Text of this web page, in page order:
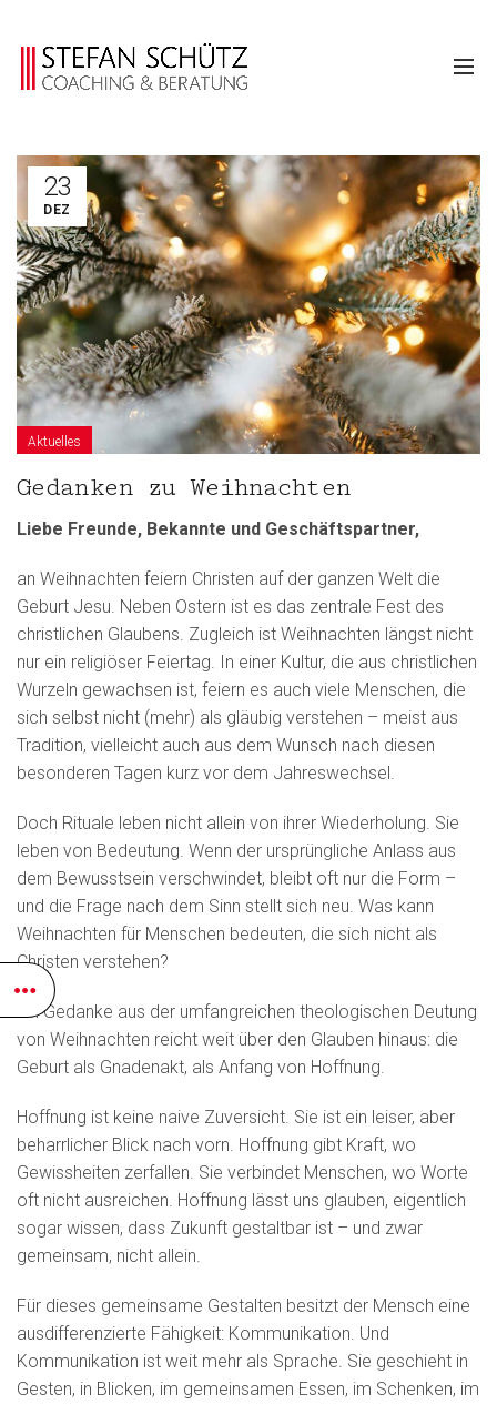
23
DEZ
Aktuelles
Gedanken zu Weihnachten
Liebe Freunde, Bekannte und Geschäftspartner,
an Weihnachten feiern Christen auf der ganzen Welt die
Geburt Jesu. Neben Ostern ist es das zentrale Fest des
christlichen Glaubens. Zugleich ist Weihnachten längst nicht
nur ein religiöser Feiertag. In einer Kultur, die aus christlichen
Wurzeln gewachsen ist, feiern es auch viele Menschen, die
sich selbst nicht (mehr) als gläubig verstehen – meist aus
Tradition, vielleicht auch aus dem Wunsch nach diesen
besonderen Tagen kurz vor dem Jahreswechsel.
Doch Rituale leben nicht allein von ihrer Wiederholung. Sie
leben von Bedeutung. Wenn der ursprüngliche Anlass aus
dem Bewusstsein verschwindet, bleibt oft nur die Form –
und die Frage nach dem Sinn stellt sich neu. Was kann
Weihnachten für Menschen bedeuten, die sich nicht als
Christen verstehen?
Ein Gedanke aus der umfangreichen theologischen Deutung
von Weihnachten reicht weit über den Glauben hinaus: die
Geburt als Gnadenakt, als Anfang von Hoffnung.
Hoffnung ist keine naive Zuversicht. Sie ist ein leiser, aber
beharrlicher Blick nach vorn. Hoffnung gibt Kraft, wo
Gewissheiten zerfallen. Sie verbindet Menschen, wo Worte
oft nicht ausreichen. Hoffnung lässt uns glauben, eigentlich
sogar wissen, dass Zukunft gestaltbar ist – und zwar
gemeinsam, nicht allein.
Für dieses gemeinsame Gestalten besitzt der Mensch eine
ausdifferenzierte Fähigkeit: Kommunikation. Und
Kommunikation ist weit mehr als Sprache. Sie geschieht in
Gesten, in Blicken, im gemeinsamen Essen, im Schenken, im